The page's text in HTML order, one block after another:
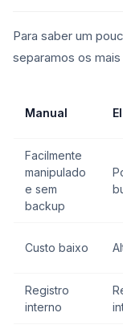
Para saber um
separamos os
Manual
Facilmente
manipulado
e sem
backup
Custo baixo
Registro
interno